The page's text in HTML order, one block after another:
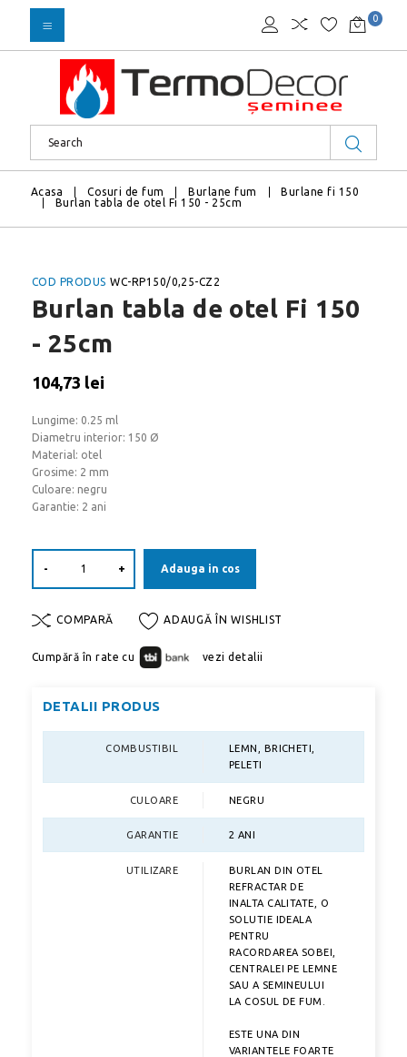
0
Acasa Cosuri de fum Burlane fum
Burlane fi 150
Burlan tabla de otel Fi 150 - 25cm
COD PRODUS WC-RP150/0,25-CZ2
Burlan tabla de otel Fi 150
- 25cm
104,73 lei
Lungime: 0.25 ml
Diametru interior: 150 Ø
Material: otel
Grosime: 2 mm
Culoare: negru
Garantie: 2 ani
- + Adauga in cos
COMPARĂ ADAUGĂ ÎN WISHLIST
Cumpără în rate cu vezi detalii
DETALII PRODUS
COMBUSTIBIL
LEMN, BRICHETI,
PELETI
CULOARE NEGRU
GARANTIE 2 ANI
UTILIZARE
BURLAN DIN OTEL
REFRACTAR DE
INALTA CALITATE, O
SOLUTIE IDEALA
PENTRU
RACORDAREA SOBEI,
CENTRALEI PE LEMNE
SAU A SEMINEULUI
LA COSUL DE FUM.
ESTE UNA DIN
VARIANTELE FOARTE